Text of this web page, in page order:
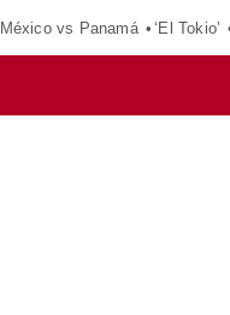
México vs Panamá ‘El Tokio’